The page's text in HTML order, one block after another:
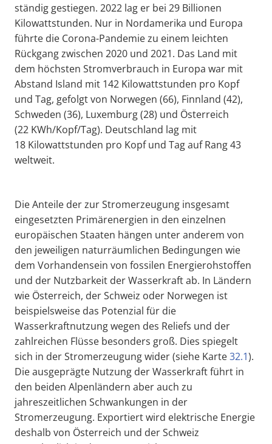
ständig gestiegen. 2022 lag er bei 29 Billionen
Kilowattstunden. Nur in Nordamerika und Europa
führte die Corona-Pandemie zu einem leichten
Rückgang zwischen 2020 und 2021. Das Land mit
dem höchsten Stromverbrauch in Europa war mit
Abstand Island mit 142 Kilowattstunden pro Kopf
und Tag, gefolgt von Norwegen (66), Finnland (42),
Schweden (36), Luxemburg (28) und Österreich
(22 KWh/Kopf/Tag). Deutschland lag mit
18 Kilowattstunden pro Kopf und Tag auf Rang 43
weltweit.
Die Anteile der zur Stromerzeugung insgesamt
eingesetzten Primärenergien in den einzelnen
europäischen Staaten hängen unter anderem von
den jeweiligen naturräumlichen Bedingungen wie
dem Vorhandensein von fossilen Energierohstoffen
und der Nutzbarkeit der Wasserkraft ab. In Ländern
wie Österreich, der Schweiz oder Norwegen ist
beispielsweise das Potenzial für die
Wasserkraftnutzung wegen des Reliefs und der
zahlreichen Flüsse besonders groß. Dies spiegelt
sich in der Stromerzeugung wider (siehe Karte32.1).
Die ausgeprägte Nutzung der Wasserkraft führt in
den beiden Alpenländern aber auch zu
jahreszeitlichen Schwankungen in der
Stromerzeugung. Exportiert wird elektrische Energie
deshalb von Österreich und der Schweiz